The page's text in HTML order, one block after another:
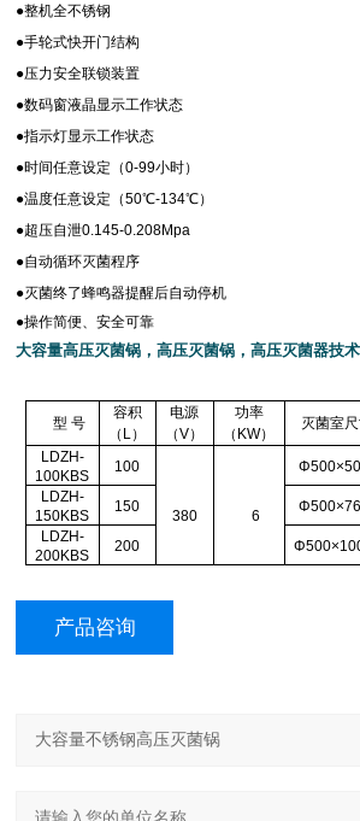
●整机全不锈钢
●手轮式快开门结构
●压力安全联锁装置
●数码窗液晶显示工作状态
●指示灯显示工作状态
●时间任意设定（0-99小时）
●温度任意设定（50℃-134℃）
●超压自泄0.145-0.208Mpa
●自动循环灭菌程序
●灭菌终了蜂鸣器提醒后自动停机
●操作简便、安全可靠
大容量高压灭菌锅，高压灭菌锅，高压灭菌器技
型 号
容积
（L）
电源
（V）
功率
（KW）
灭菌室
LDZH-
100KBS
100
380 6
LDZH-
150KBS
150
LDZH-
200KBS
200
产品咨询